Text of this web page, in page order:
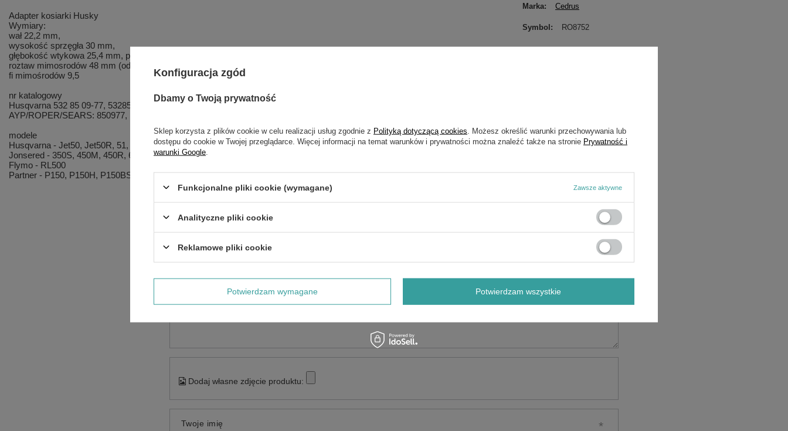
Adapter kosiarki Husky
Wymiary:
wał 22,2 mm,
wysokość sprzęgła 30 mm,
głębokość wtykowa 25,4 mm, piasta noża 15,5 mm,
roztaw mimosrodów 48 mm (odpowiada roztawowi otworów w nożu - AB)
fi mimośrodów 9,5
nr katalogowy
Husqvarna 532 85 09-77, 5328509-77, 532850977,
AYP/ROPER/SEARS: 850977,
modele
Husqvarna - Jet50, Jet50R, 51, J50, Husky Jet, Husky
Jonsered - 350S, 450M, 450R, 600S, 600R
Flymo - RL500
Partner - P150, P150H, P150BS, P350QS, P350QSA, P350KD, P350, P350H, 3550SM, 3750SM
Marka Cedrus
Symbol RO8752
Treść twojej opinii
Dodaj własne zdjęcie produktu:
Twoje imię
Konfiguracja zgód
Dbamy o Twoją prywatność
Sklep korzysta z plików cookie w celu realizacji usług zgodnie z Polityką dotyczącą cookies . Możesz określić warunki przechowywania lub
dostępu do cookie w Twojej przeglądarce. Więcej informacji na temat warunków i prywatności można znaleźć także na stronie Prywatność i
warunki Google
Funkcjonalne pliki cookie (wymagane) Zawsze aktywne
Analityczne pliki cookie
Reklamowe pliki cookie
Potwierdzam wymagane Potwierdzam wszystkie